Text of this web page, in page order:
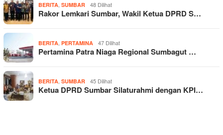
BERITA, SUMBAR 48 Dilihat
Rakor Lemkari Sumbar, Wakil Ketua DPRD S…
BERITA, PERTAMINA 47 Dilihat
Pertamina Patra Niaga Regional Sumbagut …
BERITA, SUMBAR 45 Dilihat
Ketua DPRD Sumbar Silaturahmi dengan KPI…